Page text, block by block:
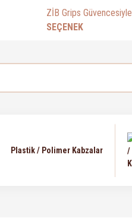
ZİB Grips Güvencesiyle
SEÇENEK
Plastik / Polimer Kabzalar